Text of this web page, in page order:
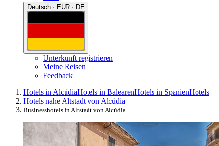
Deutsch · EUR · DE
Unterkunft registrieren
Meine Reisen
Feedback
Hotels in AlcúdiaHotels in BalearenHotels in SpanienHotels
Hotels nahe Altstadt von Alcúdia
Businesshotels in Altstadt von Alcúdia